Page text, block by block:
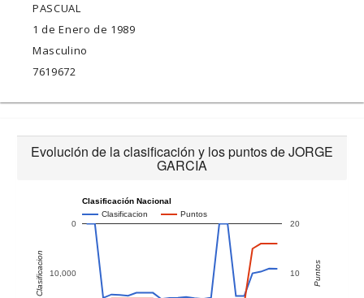
PASCUAL
1 de Enero de 1989
Masculino
7619672
Evolución de la clasificación y los puntos de JORGE
GARCIA
Clasificación Nacional
Clasificacion
Puntos
0
10,000 10
20
Clasificacion Puntos